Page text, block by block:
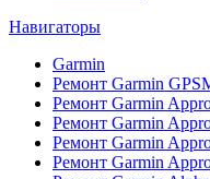
Навигаторы
Garmin
Ремонт Garmin
Ремонт Garmin
Ремонт Garmin
Ремонт Garmin
Ремонт Garmin